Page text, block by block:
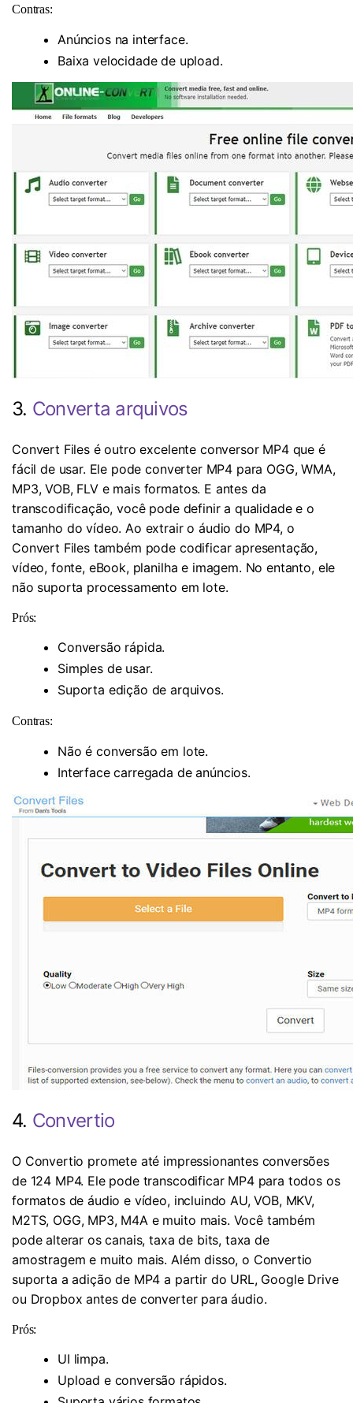
Contras:
Anúncios na interface.
Baixa velocidade de upload.
3. Converta arquivos
Convert Files é outro excelente conversor MP4 que é
fácil de usar. Ele pode converter MP4 para OGG, WMA,
MP3, VOB, FLV e mais formatos. E antes da
transcodificação, você pode definir a qualidade e o
tamanho do vídeo. Ao extrair o áudio do MP4, o
Convert Files também pode codificar apresentação,
vídeo, fonte, eBook, planilha e imagem. No entanto, ele
não suporta processamento em lote.
Prós:
Conversão rápida.
Simples de usar.
Suporta edição de arquivos.
Contras:
Não é conversão em lote.
Interface carregada de anúncios.
4. Convertio
O Convertio promete até impressionantes conversões
de 124 MP4. Ele pode transcodificar MP4 para todos os
formatos de áudio e vídeo, incluindo AU, VOB, MKV,
M2TS, OGG, MP3, M4A e muito mais. Você também
pode alterar os canais, taxa de bits, taxa de
amostragem e muito mais. Além disso, o Convertio
suporta a adição de MP4 a partir do URL, Google Drive
ou Dropbox antes de converter para áudio.
Prós:
UI limpa.
Upload e conversão rápidos.